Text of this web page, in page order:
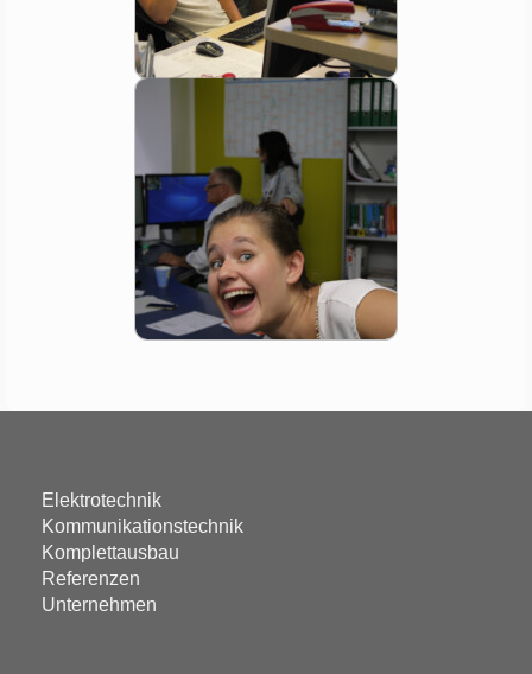
Elektrotechnik
Kommunikationstechnik
Komplettausbau
Referenzen
Unternehmen